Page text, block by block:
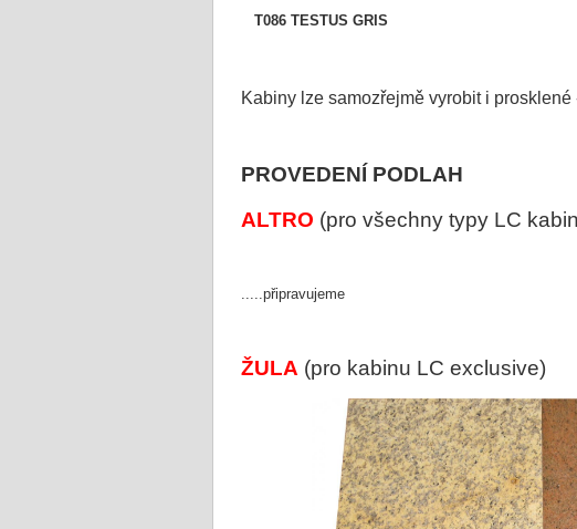
T086 TESTUS GRIS W009
Kabiny lze samozřejmě vyrobit i
PROVEDENÍ PODLAH
ALTRO (pro všechny typy LC
.....připravujeme
ŽULA (pro kabinu LC exclusive)